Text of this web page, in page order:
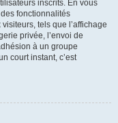
inscrits. En vous
fonctionnalités
tels que l’affichage
privée, l’envoi de
à un groupe
court instant, c’est